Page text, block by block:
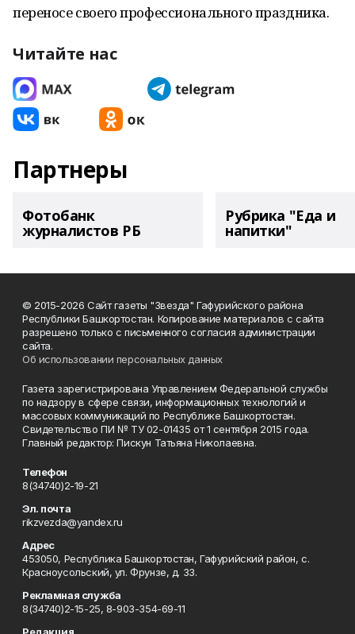
переносе своего профессионального праздника.
Читайте нас
Партнеры
Фотобанк
журналистов РБ
Рубрика "Еда и
напитки"
© 2015-2026 Сайт газеты "Звезда" Гафурийского района
Республики Башкортостан. Копирование материалов с сайта
разрешено только с письменного согласия администрации
сайта.
Об использовании персональных данных
Газета зарегистрирована Управлением Федеральной службы
по надзору в сфере связи, информационных технологий и
массовых коммуникаций по Республике Башкортостан.
Свидетельство ПИ № ТУ 02-01435 от 1 сентября 2015 года.
Главный редактор: Пискун Татьяна Николаевна.
Телефон
8(34740)2-19-21
Эл. почта
rikzvezda@yandex.ru
Адрес
453050, Республика Башкортостан, Гафурийский район, с.
Красноусольский, ул. Фрунзе, д. 33.
Рекламная служба
8(34740)2-15-25, 8-903-354-69-11